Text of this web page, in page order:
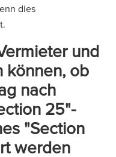
dies
und
können, ob
nach
25"-
"Section
werden